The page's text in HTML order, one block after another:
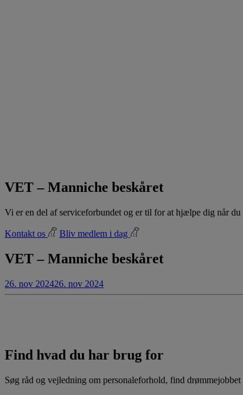
VET – Manniche beskåret
Vi er en del af serviceforbundet og er til for at hjælpe dig når
Kontakt os Bliv medlem i dag
VET – Manniche beskåret
26. nov 202426. nov 2024
Find hvad du har brug for
Søg råd og vejledning om personaleforhold, find drømmejobbet